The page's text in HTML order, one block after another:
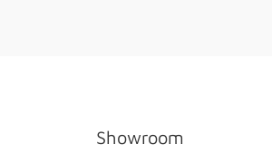
Showroom